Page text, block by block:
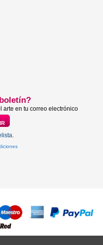
boletín?
arte en tu correo electrónico